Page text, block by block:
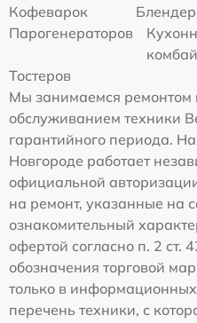
Кофеварок
Парогенераторов
Тостеров
Мы занимаемся ремонтом
обслуживанием техники
гарантийного периода.
Новгороде работает
официальной
на ремонт, указанные на
ознакомительный
офертой согласно п. 2 ст.
обозначения торговой
только в
перечень техники, с